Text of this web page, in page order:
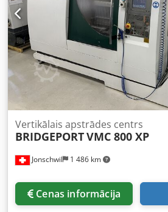
vārpstas turētāju un instrumentu
pozīcijām. Ja jūs meklējat augstas
iespējas, apsveriet iespēju iegādāties
vertikālo apstrādes centru
Sazinieties ar mums, lai uzzinātu
aprīkojums • Mikroshēmu
Technical Specification Taper Size BT
Jonschwil 1 486 km
Vertikālais apstrādes centrs
BRIDGEPORTVMC 800 XP
Cenas informācija